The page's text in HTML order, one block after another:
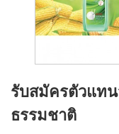
รับสมัครตัวแท
ธรรมชาติ